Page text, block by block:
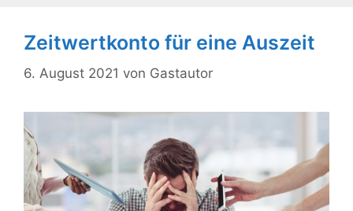
Zeitwertkonto für eine Auszeit
6. August 2021 von Gastautor